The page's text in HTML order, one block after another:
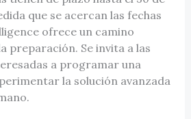
que se acercan las fechas
ofrece un camino
preparación. Se invita a las
a programar una
la solución avanzada